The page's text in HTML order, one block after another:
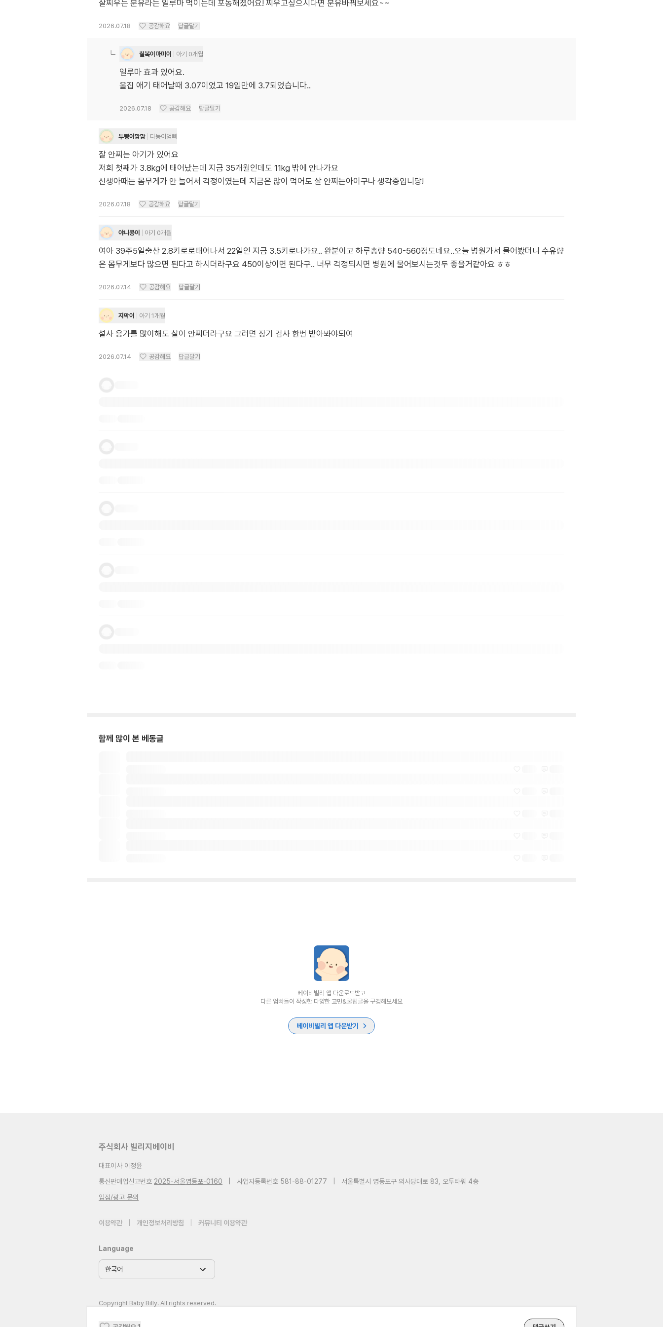
살찌우는 분유라는 일루마 먹이는데 포동해졌어요! 찌우고싶으시다면 분유바꿔보세요~~
2026.07.18 공감해요 답글달기
칠복이마미이 아기 0개월
일루마 효과 있어요.
울집 애기 태어날때 3.07이었고 19일만에 3.7되었습니다..
2026.07.18 공감해요 답글달기
투빵이맘맘 다둥이엄빠
잘 안찌는 아기가 있어요
저희 첫째가 3.8kg에 태어났는데 지금 35개월인데도 11kg 밖에 안나가요
신생아때는 몸무게가 안 늘어서 걱정이였는데 지금은 많이 먹어도 살 안찌는아이구나 생각중입니당!
2026.07.18 공감해요 답글달기
야니콩이 아기 0개월
여아 39주5일출산 2.8키로로태어나서 22일인 지금 3.5키로나가요.. 완분이고 하루총량 540-560정도네요..오늘 병원가서 물어봤더니 수유량
은 몸무게보다 많으면 된다고 하시더라구요 450이상이면 된다구.. 너무 걱정되시면 병원에 물어보시는것두 좋을거같아요 ㅎㅎ
2026.07.14 공감해요 답글달기
지막이 아기 1개월
설사 응가를 많이해도 살이 안찌더라구요 그러면 장기 검사 한번 받아봐야되여
2026.07.14 공감해요 답글달기
함께 많이 본 베동글
베이비빌리 앱 다운로드받고
다른 엄빠들이 작성한 다양한 고민&꿀팁글을 구경해보세요
베이비빌리 앱 다운받기
주식회사 빌리지베이비
대표이사 이정윤
통신판매업신고번호 2025-서울영등포-0160 사업자등록번호 581-88-01277
서울특별시 영등포구 의사당대로 83, 오투타워 4층
입점/광고 문의
이용약관 개인정보처리방침 커뮤니티 이용약관
Language
Copyright Baby Billy. All rights reserved.